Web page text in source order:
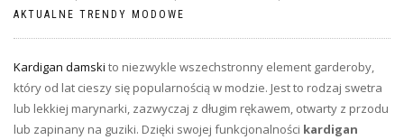
AKTUALNE TRENDY MODOWE
Kardigan damski to niezwykle wszechstronny element garderoby,
który od lat cieszy się popularnością w modzie. Jest to rodzaj swetra
lub lekkiej marynarki, zazwyczaj z długim rękawem, otwarty z przodu
lub zapinany na guziki. Dzięki swojej funkcjonalności kardigan